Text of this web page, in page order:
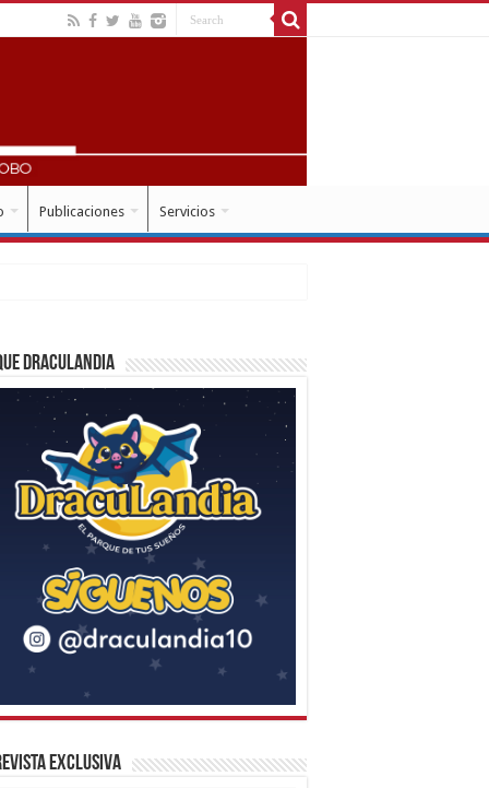
Publicaciones Servicios
Draculandia
Exclusiva